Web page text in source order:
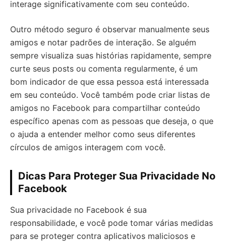
interage significativamente com seu conteúdo.
Outro método seguro é observar manualmente seus
amigos e notar padrões de interação. Se alguém
sempre visualiza suas histórias rapidamente, sempre
curte seus posts ou comenta regularmente, é um
bom indicador de que essa pessoa está interessada
em seu conteúdo. Você também pode criar listas de
amigos no Facebook para compartilhar conteúdo
específico apenas com as pessoas que deseja, o que
o ajuda a entender melhor como seus diferentes
círculos de amigos interagem com você.
Dicas Para Proteger Sua Privacidade No
Facebook
Sua privacidade no Facebook é sua
responsabilidade, e você pode tomar várias medidas
para se proteger contra aplicativos maliciosos e